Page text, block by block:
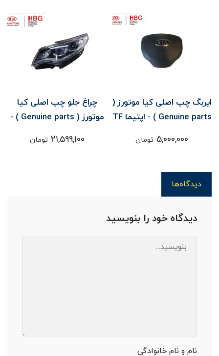
ايربگ چپ اصلی کیا موتورز (
Genuine parts ) - اپتيما TF
5,000,000 تومان
چراغ جلو چپ اصلی کیا
موتورز ( Genuine parts ) -
21,599,100 تومان
دیدگاه‌ها
دیدگاه خود را بنویسید
نام و نام خانوادگی